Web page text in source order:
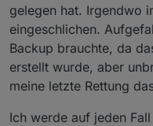
gelegen hat. Irgendwo
eingeschlichen.
Backup brauchte, da
erstellt wurde, aber
meine letzte Rettung
Ich werde auf jeden